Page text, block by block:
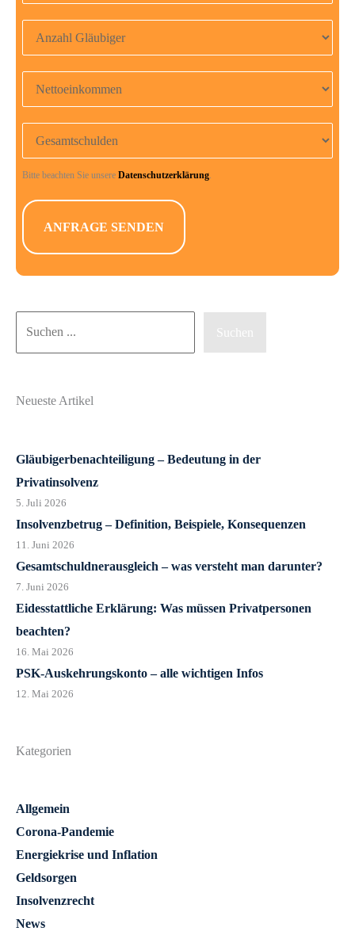
Anzahl Gläubiger
Nettoeinkommen
Gesamtschulden
Bitte beachten Sie unsere Datenschutzerklärung
Suchen
Neueste Artikel
Gläubigerbenachteiligung – Bedeutung in der
Privatinsolvenz
5. Juli 2026
Insolvenzbetrug – Definition, Beispiele, Konsequenzen
11. Juni 2026
Gesamtschuldnerausgleich – was versteht man darunter?
7. Juni 2026
Eidesstattliche Erklärung: Was müssen Privatpersonen
beachten?
16. Mai 2026
PSK-Auskehrungskonto – alle wichtigen Infos
12. Mai 2026
Kategorien
Allgemein
Corona-Pandemie
Energiekrise und Inflation
Geldsorgen
Insolvenzrecht
News